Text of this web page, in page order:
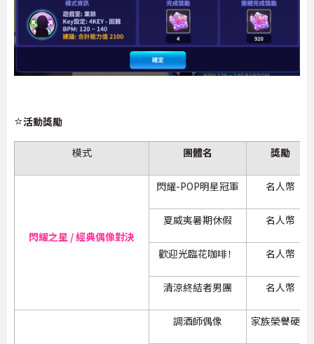
⭐活動獎勵
模式 團體名 獎勵
閃耀之星 / 經典偶像對決
閃耀-POP明星冠軍 名人幣
夏威夷暑期休假 名人幣
歡迎光臨花咖啡！ 名人幣
清涼終結者男團 名人幣
調酒師偶像 家族榮譽硬幣